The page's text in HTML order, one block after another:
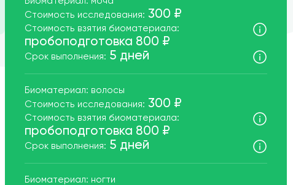
Стоимость исследования: 300 ₽
Стоимость взятия биоматериала:
пробоподготовка 800 ₽
Срок выполнения: 5 дней
Биоматериал: волосы
Стоимость исследования: 300 ₽
Стоимость взятия биоматериала:
пробоподготовка 800 ₽
Срок выполнения: 5 дней
Биоматериал: ногти